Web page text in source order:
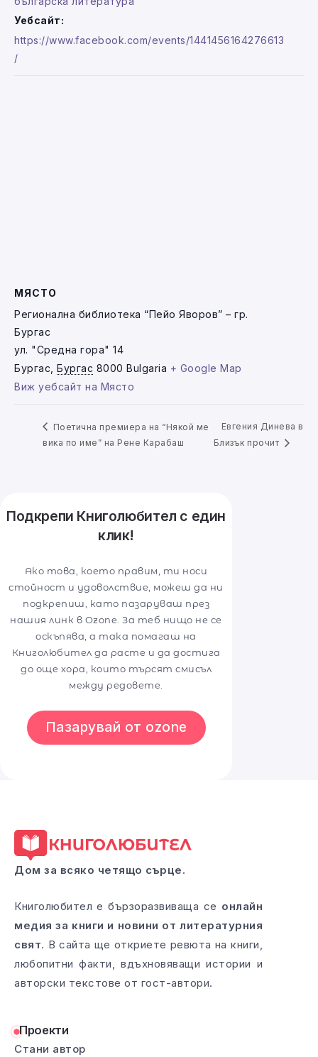
Уебсайт:
https://www.facebook.com/events/1441456164276613
/
МЯСТО
Регионална библиотека “Пейо Яворов” – гр.
Бургас
ул. "Средна гора" 14
Бургас Бургас 8000 Bulgaria + Google Map
Виж уебсайт на Място
Поетична премиера на “Някой ме
вика по име” на Рене Карабаш
Евгения Динева в
Близък прочит
Подкрепи Книголюбител с един
клик!
Ако това, което правим, ти носи
стойност и удоволствие, можеш да ни
подкрепиш, като пазаруваш през
нашия линк в Ozone. За теб нищо не се
оскъпява, а така помагаш на
Книголюбител да расте и да достига
до още хора, които търсят смисъл
между редовете.
Пазарувай от ozone
Дом за всяко четящо сърце.
Книголюбител е бързоразвиваща се онлайн
медия за книги и новини от литературния
свят. В сайта ще откриете ревюта на книги,
любопитни факти, вдъхновяващи истории и
авторски текстове от гост-автори.
Проекти
Стани автор